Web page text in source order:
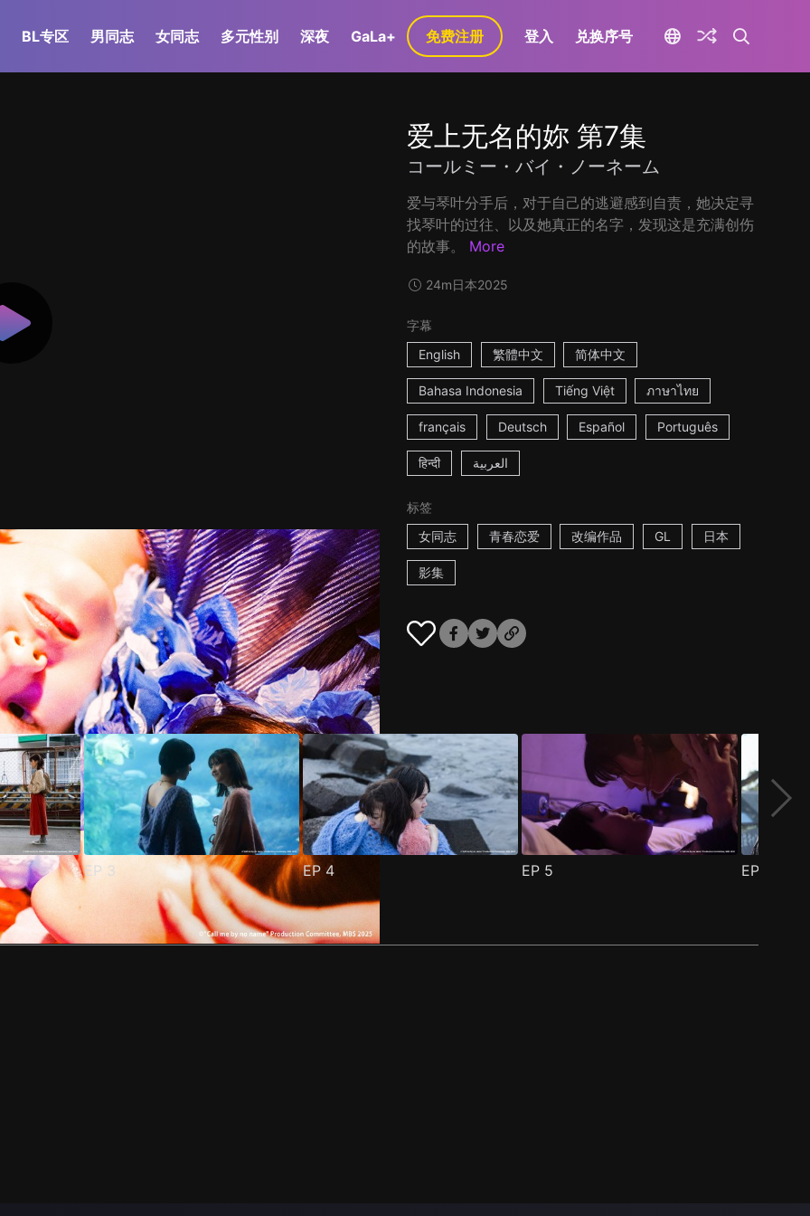
BL专区 男同志 女同志 多元性别 深夜 GaLa+ 免费注册 登入 兑换序号
爱上无名的妳 第7集
コールミー・バイ・ノーネーム
爱与琴叶分手后，对于自己的逃避感到自责，她决定寻
找琴叶的过往、以及她真正的名字，发现这是充满创伤
的故事。
More
24m日本2025
字幕
English
繁體中文 简体中文
Bahasa Indonesia Tiếng Việt ภาษาไทย
français Deutsch Español Português
हिन्दी العربية
标签
女同志
青春恋爱 改编作品 GL 日本
影集
EP 3 EP 4 EP 5 EP